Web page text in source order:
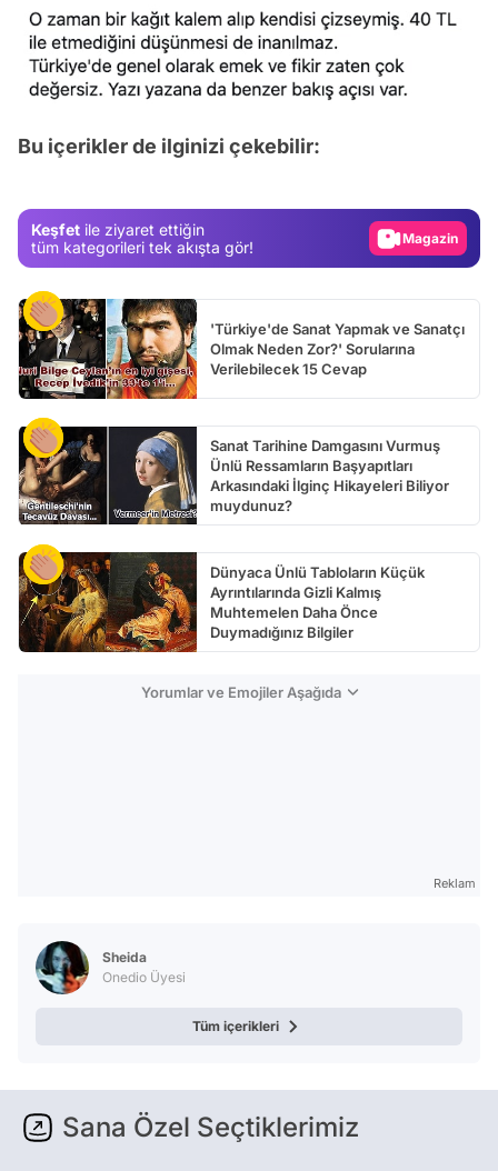
Bu içerikler de ilginizi çekebilir:
Keşfet ile ziyaret ettiğin
tüm kategorileri tek akışta gör!
Video
'Türkiye'de Sanat Yapmak ve Sanatçı
Olmak Neden Zor?' Sorularına
Verilebilecek 15 Cevap
Sanat Tarihine Damgasını Vurmuş
Ünlü Ressamların Başyapıtları
Arkasındaki İlginç Hikayeleri Biliyor
muydunuz?
Dünyaca Ünlü Tabloların Küçük
Ayrıntılarında Gizli Kalmış
Muhtemelen Daha Önce
Duymadığınız Bilgiler
Yorumlar ve Emojiler Aşağıda
Reklam
Sheida
Onedio Üyesi
Tüm içerikleri
Sana Özel Seçtiklerimiz